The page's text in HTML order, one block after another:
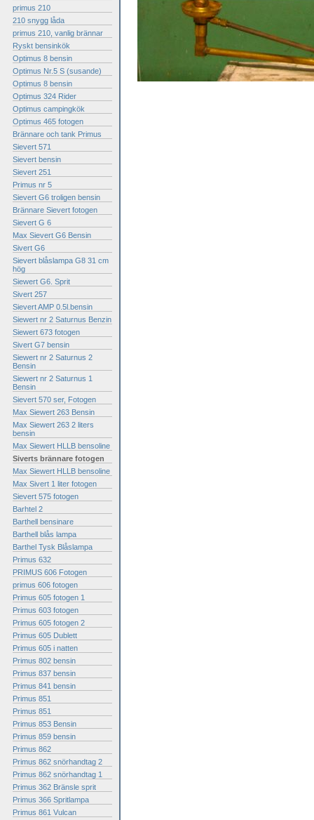
primus 210
210 snygg låda
primus 210, vanlig brännar
Ryskt bensinkök
Optimus 8 bensin
Optimus Nr.5 S (susande)
Optimus 8 bensin
Optimus 324 Rider
Optimus campingkök
Optimus 465 fotogen
Brännare och tank Primus
Sievert 571
Sievert bensin
Sievert 251
Primus nr 5
Sievert G6 troligen bensin
Brännare Sievert fotogen
Sievert G 6
Max Sievert G6 Bensin
Sivert G6
Sievert blåslampa G8 31 cm
hög
Siewert G6. Sprit
Sivert 257
Sievert AMP 0.5l.bensin
Siewert nr 2 Saturnus Benzin
Siewert 673 fotogen
Sivert G7 bensin
Siewert nr 2 Saturnus 2
Bensin
Siewert nr 2 Saturnus 1
Bensin
Sievert 570 ser, Fotogen
Max Siewert 263 Bensin
Max Siewert 263 2 liters
bensin
Max Siewert HLLB bensoline
Siverts brännare fotogen
Max Siewert HLLB bensoline
Max Sivert 1 liter fotogen
Sievert 575 fotogen
Barhtel 2
Barthell bensinare
Barthell blås lampa
Barthel Tysk Blåslampa
Primus 632
PRIMUS 606 Fotogen
primus 606 fotogen
Primus 605 fotogen 1
Primus 603 fotogen
Primus 605 fotogen 2
Primus 605 Dublett
Primus 605 i natten
Primus 802 bensin
Primus 837 bensin
Primus 841 bensin
Primus 851
Primus 851
Primus 853 Bensin
Primus 859 bensin
Primus 862
Primus 862 snörhandtag 2
Primus 862 snörhandtag 1
Primus 362 Bränsle sprit
Primus 366 Spritlampa
Primus 861 Vulcan